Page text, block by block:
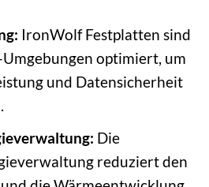
IronWolf Festplatten sind
optimiert, um
und Datensicherheit
Die
reduziert den